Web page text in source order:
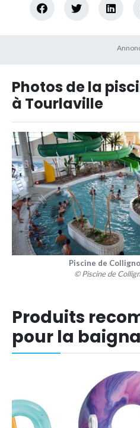
Photos de la
à Tourlaville
Piscine de
© Piscine de
Produits
pour la